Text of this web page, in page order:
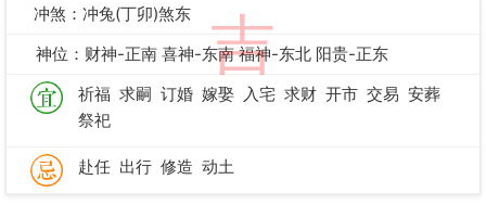
吉
冲煞：冲兔(丁卯)煞东
神位：财神-正南 喜神-东南 福神-东北 阳贵-正东
祈福 求嗣 订婚 嫁娶 入宅 求财 开市 交易 安葬
祭祀
赴任 出行 修造 动土